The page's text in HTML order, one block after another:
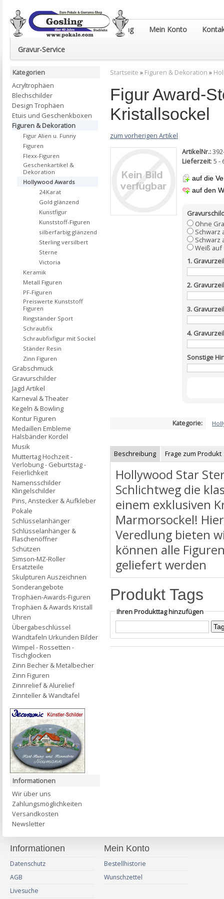
Euro-Pokale & Gravur-Shop Gosling Mein Konto
Gravur-Service
Startseite » Figuren & Dekoration »
Figur Award-
Kristallsockel
zum vorherigen Artikel
ArtikelNr.:
Lieferzeit: 5 -
auf die
auf den
Ohne
Schwarz
Schwarz
Weiß auf
1.
2.
3.
4.
Sonstige
Kategorie:
Beschreibung Frage zum Produkt
Hollywood Star
Schlichtweg die
einem exklusiven
Marmorsockel!
Veredlung bieten
können alle
geliefert werden
Produkt Tags
Ihren Produkttag hinzufügen
Kategorien
Acryltrophäen
Blechschilder
Design Trophäen
Etuis und Geschenkboxen
Figuren & Dekoration
Figur Alien u. Funny
Figuren
Flexx-Figuren
Geschenkartikel &
Dekoration
Hollywood Awards
24Karat
Gold glänzend
Kunstfigur
Kunststoff-Figuren
silberfarbig glänzend
Sterling versilbert
Sterne
Victoria
Keramik
Metall Figuren
PF-Figuren
Preiswerte Kunststoff
Figuren
Ringständer Sport
Schraubfix
Schraubfixfigur mit Sockel
Ständer Resin
Zinn Figuren
Grabschmuck
Gravurschilder
Jagd Artikel
Karneval & Theater
Kegeln & Bowling
Kontur Figuren
Medaillen Embleme
Halsbänder Kordel
Musik
Muttertag Hochzeit -
Verlobung - Geburtstag -
Feierlichkeit
Namensschilder
Klingelschilder
Pins, Anstecker & Aufkleber
Pokale
Schlüsselanhänger
Schlüsselanhänger &
Flaschenöffner
Schützen
Simson-MZ-Roller
Ersatzteile
Skulpturen Auszeichnen
Sonderangebote
Trophäen-Awards-Figuren
Trophäen & Awards Kristall
Uhren
Übergabeschlüssel
Wandtafeln Urkunden Bilder
Wimpel - Rossetten -
Tischglocken
Zinn Becher & Metalbecher
Zinn Figuren
Zinnrelief & Alurelief
Zinnteller & Wandtafel
Informationen
Wir über uns
Zahlungsmöglichkeiten
Versandkosten
Newsletter
Informationen
Datenschutz
AGB
Livesuche
Mein Konto
Bestellhistorie
Wunschzettel